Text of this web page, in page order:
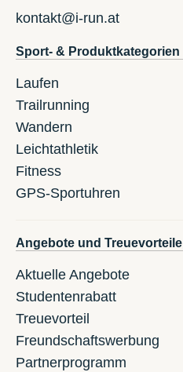
kontakt@i-run.at
Sport- & Produktkategorien
Laufen
Trailrunning
Wandern
Leichtathletik
Fitness
GPS-Sportuhren
Angebote und Treuevorteile
Aktuelle Angebote
Studentenrabatt
Treuevorteil
Freundschaftswerbung
Partnerprogramm